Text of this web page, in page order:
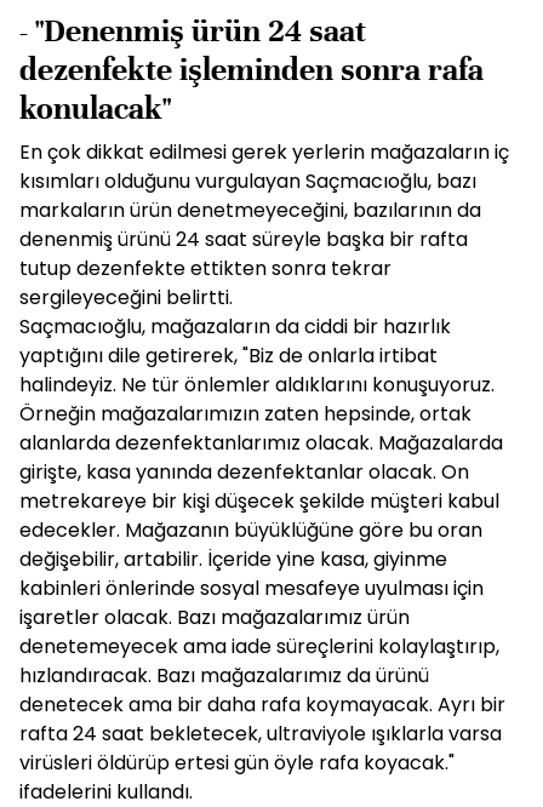
- "Denenmiş ürün 24 saat
dezenfekte işleminden sonra rafa
konulacak"
En çok dikkat edilmesi gerek yerlerin mağazaların iç
kısımları olduğunu vurgulayan Saçmacıoğlu, bazı
markaların ürün denetmeyeceğini, bazılarının da
denenmiş ürünü 24 saat süreyle başka bir rafta
tutup dezenfekte ettikten sonra tekrar
sergileyeceğini belirtti.
Saçmacıoğlu, mağazaların da ciddi bir hazırlık
yaptığını dile getirerek, "Biz de onlarla irtibat
halindeyiz. Ne tür önlemler aldıklarını konuşuyoruz.
Örneğin mağazalarımızın zaten hepsinde, ortak
alanlarda dezenfektanlarımız olacak. Mağazalarda
girişte, kasa yanında dezenfektanlar olacak. On
metrekareye bir kişi düşecek şekilde müşteri kabul
edecekler. Mağazanın büyüklüğüne göre bu oran
değişebilir, artabilir. İçeride yine kasa, giyinme
kabinleri önlerinde sosyal mesafeye uyulması için
işaretler olacak. Bazı mağazalarımız ürün
denetemeyecek ama iade süreçlerini kolaylaştırıp,
hızlandıracak. Bazı mağazalarımız da ürünü
denetecek ama bir daha rafa koymayacak. Ayrı bir
rafta 24 saat bekletecek, ultraviyole ışıklarla varsa
virüsleri öldürüp ertesi gün öyle rafa koyacak."
ifadelerini kullandı.